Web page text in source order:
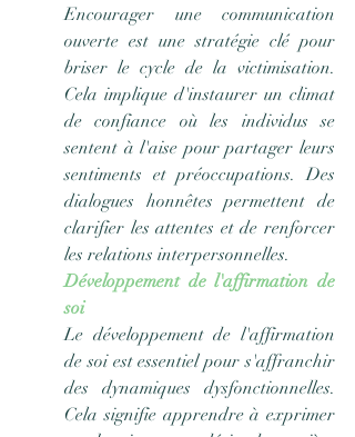
Encourager une communication
ouverte est une stratégie clé pour
briser le cycle de la victimisation.
Cela implique d'instaurer un climat
de confiance où les individus se
sentent à l'aise pour partager leurs
sentiments et préoccupations. Des
dialogues honnêtes permettent de
clarifier les attentes et de renforcer
les relations interpersonnelles.
Développement de l'affirmation de
soi
Le développement de l'affirmation
de soi est essentiel pour s'affranchir
des dynamiques dysfonctionnelles.
Cela signifie apprendre à exprimer